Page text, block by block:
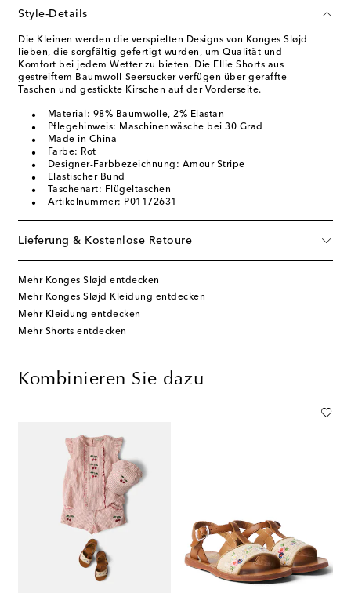
Style-Details
Die Kleinen werden die verspielten Designs von Konges Sløjd
lieben, die sorgfältig gefertigt wurden, um Qualität und
Komfort bei jedem Wetter zu bieten. Die Ellie Shorts aus
gestreiftem Baumwoll-Seersucker verfügen über geraffte
Taschen und gestickte Kirschen auf der Vorderseite.
Material: 98% Baumwolle, 2% Elastan
Pflegehinweis: Maschinenwäsche bei 30 Grad
Made in China
Farbe: Rot
Designer-Farbbezeichnung: Amour Stripe
Elastischer Bund
Taschenart: Flügeltaschen
Artikelnummer: P01172631
Lieferung & Kostenlose Retoure
Mehr Konges Sløjd entdecken
Mehr Konges Sløjd Kleidung entdecken
Mehr Kleidung entdecken
Mehr Shorts entdecken
Kombinieren Sie dazu